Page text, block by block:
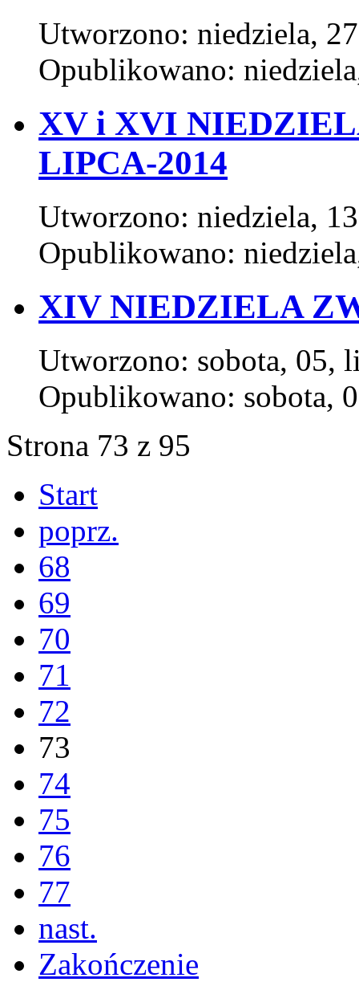
Utworzono: niedziela,
Opublikowano:
XV i XVI
LIPCA-2014
Utworzono: niedziela,
Opublikowano:
XIV NIEDZIELA
Utworzono: sobota, 05,
Opublikowano: sobota,
Strona 73 z 95
Start
poprz.
68
69
70
71
72
73
74
75
76
77
nast.
Zakończenie